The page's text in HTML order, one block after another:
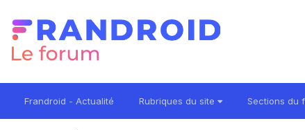
Frandroid - Actualité Rubriques du site Sections du